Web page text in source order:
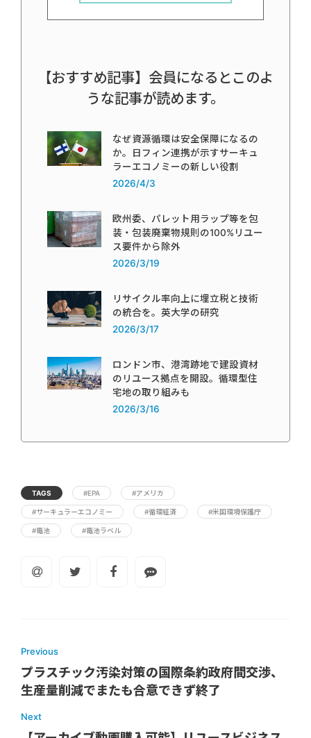
【おすすめ記事】会員になるとこのよ
うな記事が読めます。
なぜ資源循環は安全保障になるの
か。日フィン連携が示すサーキュ
ラーエコノミーの新しい役割
2026/4/3
欧州委、パレット用ラップ等を包
装・包装廃棄物規則の100%リユー
ス要件から除外
2026/3/19
リサイクル率向上に埋立税と技術
の統合を。英大学の研究
2026/3/17
ロンドン市、港湾跡地で建設資材
のリユース拠点を開設。循環型住
宅地の取り組みも
2026/3/16
TAGS #EPA #アメリカ
#サーキュラーエコノミー #循環経済 #米国環境保護庁
#電池 #電池ラベル
Previous
プラスチック汚染対策の国際条約政府間交渉、
生産量削減でまたも合意できず終了
Next